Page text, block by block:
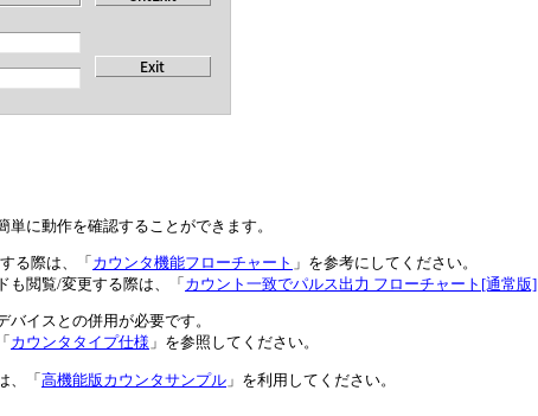
に動作を確認することができます。
る際は、「 カウンタ機能フローチャート 」を参考にしてください。
も閲覧/変更する際は、「 カウント一致でパルス出力 フローチャート[通常版]
イスとの併用が必要です。
カウンタタイプ仕様 」を参照してください。
、「高機能版カウンタサンプル 」を利用してください。